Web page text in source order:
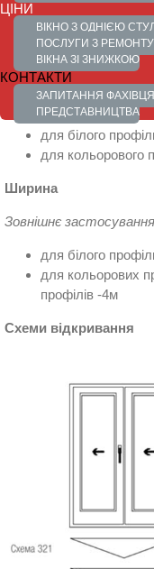
ЦІНИ
ВІКНО З ОДНІЄЮ
ПОСЛУГИ З
ВІКНА ЗІ ЗНИЖКОЮ
КОНТАКТИ
ЗАПИТАННЯ
ПРЕДСТАВНИЦТВА
Maco
Легкість в догляді
Максимальні розміри
Висота
для білого
для кольорового
Ширина
Зовнішнє застосування
для білого
для кольорових
профілів -4м
Схеми відкривання